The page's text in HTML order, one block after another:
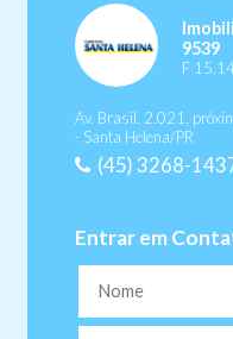
9539
F
Av. Brasil. 2.021,
- Santa Helena/PR
(45) 3268-
Entrar em